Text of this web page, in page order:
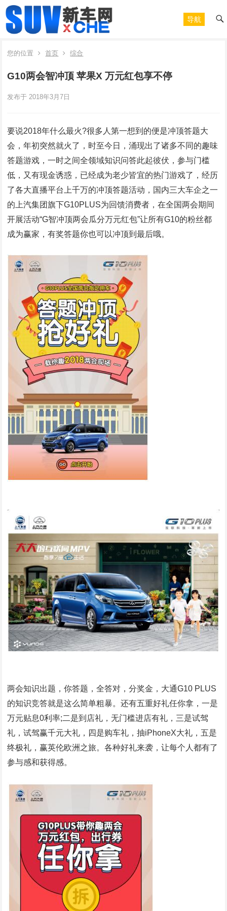
导航
您的位置 首页 综合
G10两会智冲顶 苹果X 万元红包享不停
发布于 2018年3月7日
要说2018年什么最火?很多人第一想到的便是冲顶答题大
会，年初突然就火了，时至今日，涌现出了诸多不同的趣味
答题游戏，一时之间全领域知识问答此起彼伏，参与门槛
低，又有现金诱惑，已经成为老少皆宜的热门游戏了，经历
了各大直播平台上千万的冲顶答题活动，国内三大车企之一
的上汽集团旗下G10PLUS为回馈消费者，在全国两会期间
开展活动“G智冲顶两会瓜分万元红包”让所有G10的粉丝都
成为赢家，有奖答题你也可以冲顶到最后哦。
两会知识出题，你答题，全答对，分奖金，大通G10 PLUS
的知识竞答就是这么简单粗暴。还有五重好礼任你拿，一是
万元贴息0利率;二是到店礼，无门槛进店有礼，三是试驾
礼，试驾赢千元大礼，四是购车礼，抽iPhoneX大礼，五是
终极礼，赢英伦欧洲之旅。各种好礼来袭，让每个人都有了
参与感和获得感。